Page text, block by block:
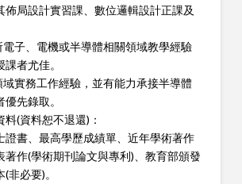
佈局設計實習課、數位邏輯設計正課及
子、電機或半導體相關領域教學經驗
者尤佳。
實務工作經驗，並有能力承接半導體
先錄取。
(資料恕不退還)：
證書、最高學歷成績單、近年學術著作
著作(學術期刊論文與專利)、教育部頒發
非必要)。